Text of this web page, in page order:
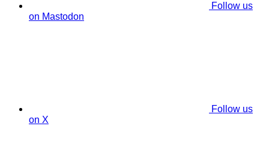
Follow us
on Mastodon
Follow us
on X